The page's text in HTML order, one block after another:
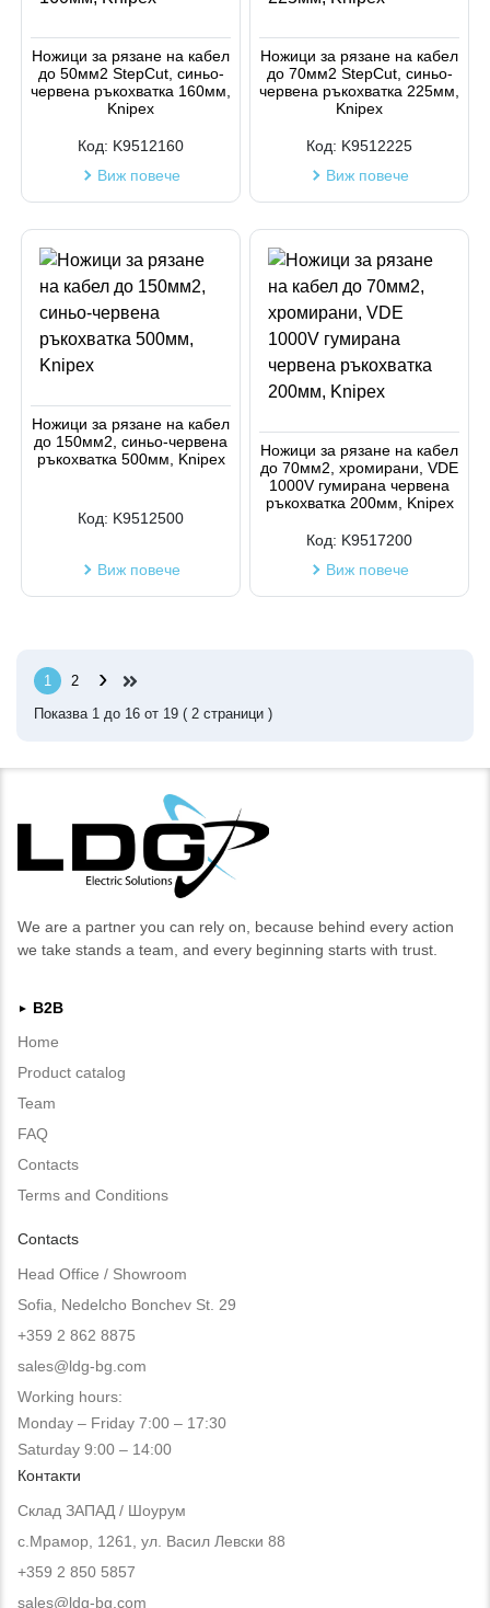
Ножици за рязане на кабел
до 50мм2 StepCut, синьо-
червена ръкохватка 160мм,
Knipex
Код: K9512160
Виж повече
Ножици за рязане на кабел
до 70мм2 StepCut, синьо-
червена ръкохватка 225мм,
Knipex
Код: K9512225
Виж повече
Ножици за рязане на кабел
до 150мм2, синьо-червена
ръкохватка 500мм, Knipex
Код: K9512500
Виж повече
Ножици за рязане на кабел
до 70мм2, хромирани, VDE
1000V гумирана червена
ръкохватка 200мм, Knipex
Код: K9517200
Виж повече
1 2 ›
Показва 1 до 16 от 19 ( 2 страници )
We are a partner you can rely on, because behind every action
we take stands a team, and every beginning starts with trust.
►
B2B
Home
Product catalog
Team
FAQ
Contacts
Terms and Conditions
Contacts
Head Office / Showroom
Sofia, Nedelcho Bonchev St. 29
+359 2 862 8875
sales@ldg-bg.com
Working hours:
Monday – Friday 7:00 – 17:30
Saturday 9:00 – 14:00
Контакти
Склад ЗАПАД / Шоурум
с.Мрамор, 1261, ул. Васил Левски 88
+359 2 850 5857
sales@ldg-bg.com